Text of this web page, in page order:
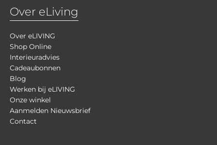
Over eLiving
Over eLIVING
Shop Online
Interieuradvies
Cadeaubonnen
Blog
Werken bij eLIVING
Onze winkel
Aanmelden Nieuwsbrief
Contact